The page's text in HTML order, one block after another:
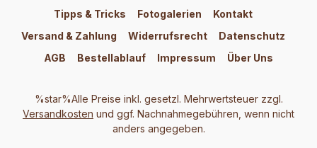
Tipps & Tricks Fotogalerien
Kontakt
Versand & Zahlung
Widerrufsrecht
Datenschutz
AGB
Bestellablauf Impressum Über Uns
%star%Alle Preise inkl. gesetzl. Mehrwertsteuer zzgl.
Versandkosten und ggf. Nachnahmegebühren, wenn nicht
anders angegeben.